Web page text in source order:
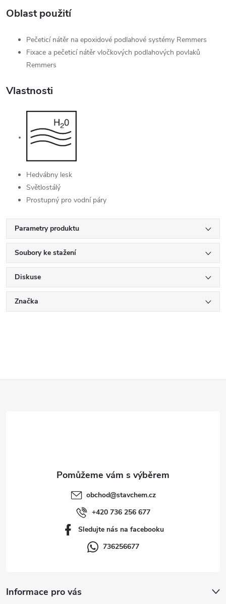
Oblast použití
Pečeticí nátěr na epoxidové podlahové systémy Remmers
Fixace a pečeticí nátěr vločkových podlahových povlaků
Remmers
Vlastnosti
Hedvábny lesk
Světlostálý
Prostupný pro vodní páry
Parametry produktu
Soubory ke stažení
Diskuse
Značka
Informace pro vás
obchod@stavchem.cz
+420 736 256 677
Sledujte nás na facebooku
736256677